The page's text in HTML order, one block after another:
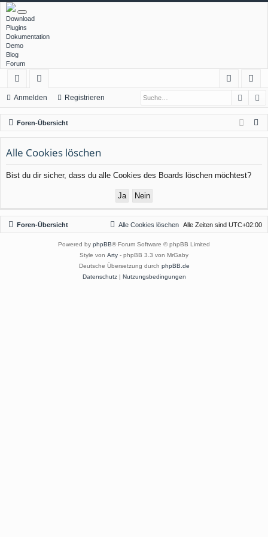
Download
Plugins
Dokumentation
Demo
Blog
Forum
ch
ne
llz
ug
rif
or
en
m
el
n
ist
rie
n
Anmelden Registrieren
Foren-Übersicht
Alle Cookies löschen
Bist du dir sicher, dass du alle Cookies des Boards löschen möchtest?
Foren-Übersicht Alle Zeiten sind UTC+02:00
Alle Cookies löschen
Powered by phpBB® Forum Software © phpBB Limited
Style von Arty - phpBB 3.3 von MrGaby
Deutsche Übersetzung durch phpBB.de
Datenschutz| Nutzungsbedingungen